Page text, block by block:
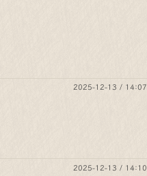
2025-12-13 / 14:07
2025-12-13 / 14:10